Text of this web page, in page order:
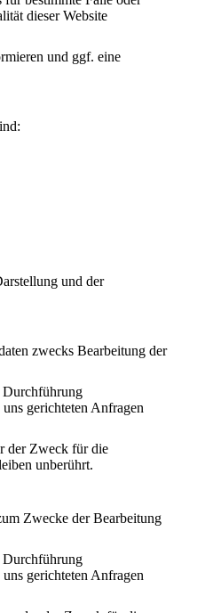
dieser Website
und ggf. eine
und der
zwecks Bearbeitung der
Durchführung
gerichteten Anfragen
der Zweck für die
unberührt.
Zwecke der Bearbeitung
Durchführung
gerichteten Anfragen